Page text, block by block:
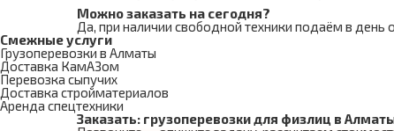
Можно заказать на сегодня?
Да, при наличии свободной техники подаём в день
Смежные услуги
Грузоперевозки в Алматы
Доставка КамАЗом
Перевозка сыпучих
Доставка стройматериалов
Аренда спецтехники
Заказать: грузоперевозки для физлиц в